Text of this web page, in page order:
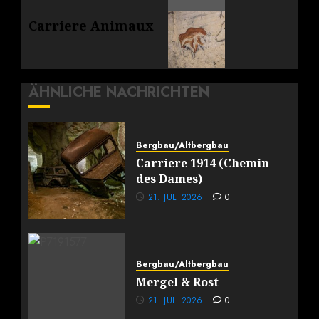
Beitrag:
Carriere Animaux
ÄHNLICHE NACHRICHTEN
Bergbau/Altbergbau
Carriere 1914 (Chemin
des Dames)
21. JULI 2026 0
Bergbau/Altbergbau
Mergel & Rost
21. JULI 2026 0